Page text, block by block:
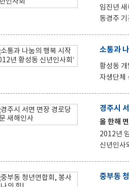
며 면사무소
오는 설
임진년
동경주 기관·단체 신
년회의소에서 준비한
아 지역
빌어 우
소통과
황성동
자생단체 신년인사회를 개최
자체마련
비군중대장에게 각
원수 체
경주시
올 한해
2012년
신년인사와 함께 부임인사를
의 발전과
중부동